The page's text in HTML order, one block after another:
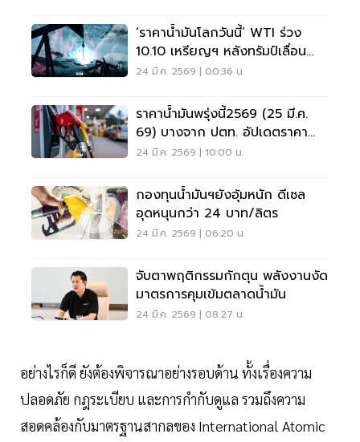
‘ราคาน้ำมันโลกวันนี้’ WTI ร่วง
10.10 เหรียญฯ หลังทรัมป์เลื่อน
โจมตีโรงไฟฟ้าอิหร่าน
24 มี.ค. 2569 | 00:36 น.
ราคาน้ำมันพรุ่งนี้2569 (25 มี.ค.
69) บางจาก ปตท. อัปเดตราคา
ล่าสุด
24 มี.ค. 2569 | 10:00 น.
กองทุนน้ำมันฯยังอุ้มหนัก ดีเซล
อุดหนุนกว่า 24 บาท/ลิตร
24 มี.ค. 2569 | 06:20 น.
จับตาพฤติกรรมกักตุน พลังงานงัด
มาตรการคุมเข้มตลาดน้ำมัน
24 มี.ค. 2569 | 08:27 น.
อย่างไรก็ดี ยังต้องพิจารณาอย่างรอบด้าน ทั้งเรื่องความ
ปลอดภัย กฎระเบียบ และการกำกับดูแล รวมถึงความ
สอดคล้องกับมาตรฐานสากลของ International Atomic